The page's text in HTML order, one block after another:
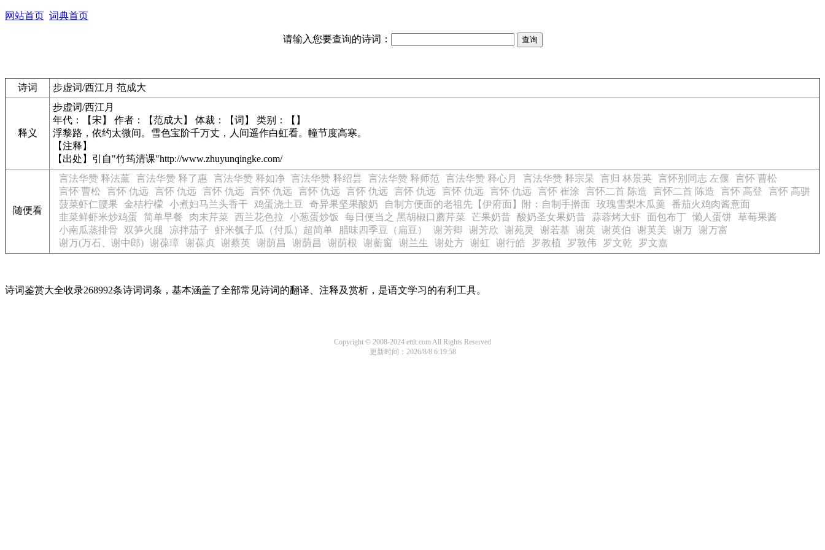
网站首页 词典首页
请输入您要查询的诗词：
诗词 步虚词/西江月 范成大
释义
步虚词/西江月
年代：【宋】 作者：【范成大】 体裁：【词】 类别：【】
浮黎路，依约太微间。雪色宝阶千万丈，人间遥作白虹看。幢节度高寒。
【注释】
【出处】引自"竹筠清课"http://www.zhuyunqingke.com/
随便看
言法华赞 释法薰 言法华赞 释了惠 言法华赞 释如净 言法华赞 释绍昙 言法华赞 释师范 言法华赞 释心月 言法华赞 释宗杲 言归 林景英 言怀别同志 左偃
言怀 曹松
言怀 曹松
言怀 仇远 言怀 仇远 言怀 仇远 言怀 仇远 言怀 仇远 言怀 仇远 言怀 仇远 言怀 仇远 言怀 仇远 言怀 崔涂 言怀二首 陈造 言怀二首 陈造 言怀 高登
言怀 高骈
菠菜虾仁腰果
金桔柠檬 小煮妇马兰头香干 鸡蛋浇土豆 奇异果坚果酸奶 自制方便面的老祖先【伊府面】附：自制手擀面 玫瑰雪梨木瓜羹
番茄火鸡肉酱意面
韭菜鲜虾米炒鸡蛋
简单早餐 肉末芹菜 西兰花色拉 小葱蛋炒饭 每日便当之 黑胡椒口蘑芹菜 芒果奶昔 酸奶圣女果奶昔 蒜蓉烤大虾 面包布丁 懒人蛋饼
草莓果酱
小南瓜蒸排骨
双笋火腿 凉拌茄子 虾米瓠子瓜（付瓜）超简单 腊味四季豆（扁豆） 谢芳卿 谢芳欣 谢苑灵 谢若基 谢英 谢英伯 谢英美 谢万 谢万富
谢万(万石、谢中郎) 谢葆璋 谢葆贞 谢蔡英 谢荫昌 谢荫昌 谢荫根 谢蘅窗 谢兰生 谢处方 谢虹 谢行皓 罗教植 罗敦伟 罗文乾 罗文嘉
诗词鉴赏大全收录268992条诗词词条，基本涵盖了全部常见诗词的翻译、注释及赏析，是语文学习的有利工具。
Copyright © 2008-2024 ettlt.com All Rights Reserved
更新时间：2026/8/8 6:19:58